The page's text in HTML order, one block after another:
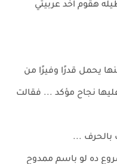
هقوم اخد عربيتي
يحمل قدرًا وفيرًا من
عليها نجاح مؤكد ... فقالت
بالحرف ...
ده لو باسم ممدوح